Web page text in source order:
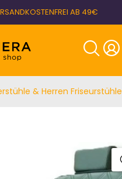
AB 49€
& Herren Friseurstühle